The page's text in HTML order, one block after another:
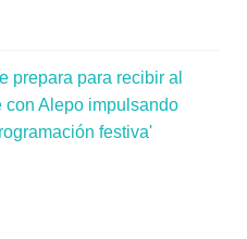
prepara para recibir al
con Alepo impulsando
festiva'